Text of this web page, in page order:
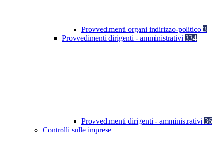
Provvedimenti organi indirizzo-politico 3
Provvedimenti dirigenti - amministrativi 334
Provvedimenti dirigenti - amministrativi 36
Controlli sulle imprese